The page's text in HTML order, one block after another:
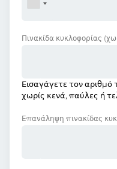
Πινακίδα κυκλοφορίας
Εισαγάγετε τον αριθμό
χωρίς κενά, παύλες ή
Επανάληψη πινακίδας